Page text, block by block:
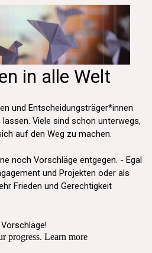
in alle Welt
und Entscheidungsträger*innen
Viele sind schon unterwegs,
auf den Weg zu machen.
noch Vorschläge entgegen. - Egal
und Projekten oder als
Frieden und Gerechtigkeit
progress. Learn more